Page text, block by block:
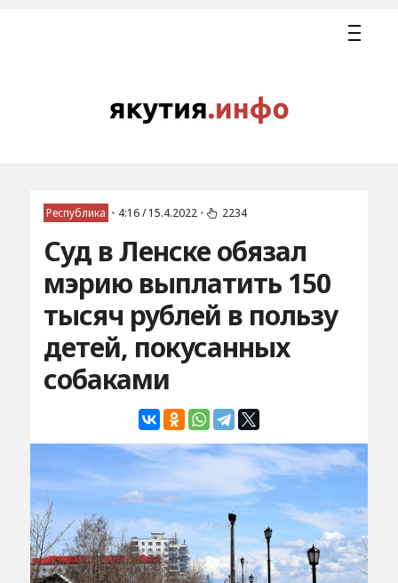
Республика • 4:16 / 15.4.2022 • 2234
Суд в Ленске обязал
мэрию выплатить 150
тысяч рублей в пользу
детей, покусанных
собаками